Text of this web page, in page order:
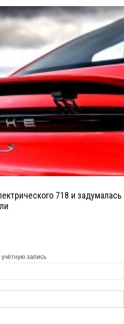
718 и задумалась
запись